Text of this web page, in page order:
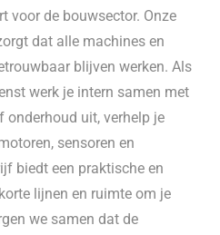
voor de bouwsector. Onze
dat alle machines en
blijven werken. Als
werk je intern samen met
onderhoud uit, verhelp je
sensoren en
biedt een praktische en
lijnen en ruimte om je
we samen dat de